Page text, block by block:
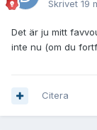
Skrivet 19
Det är ju mitt
inte nu (om du
Citera